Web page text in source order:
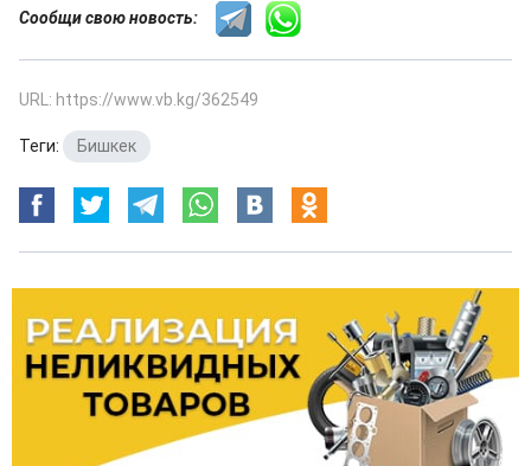
Сообщи свою новость:
URL: https://www.vb.kg/362549
Теги: Бишкек